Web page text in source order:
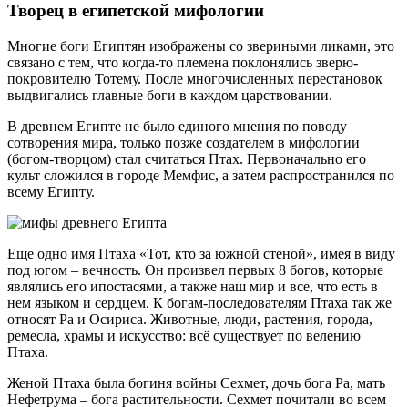
Творец в египетской мифологии
Многие боги Египтян изображены со звериными ликами, это
связано с тем, что когда-то племена поклонялись зверю-
покровителю Тотему. После многочисленных перестановок
выдвигались главные боги в каждом царствовании.
В древнем Египте не было единого мнения по поводу
сотворения мира, только позже создателем в мифологии
(богом-творцом) стал считаться Птах. Первоначально его
культ сложился в городе Мемфис, а затем распространился по
всему Египту.
Еще одно имя Птаха «Тот, кто за южной стеной», имея в виду
под югом – вечность. Он произвел первых 8 богов, которые
являлись его ипостасями, а также наш мир и все, что есть в
нем языком и сердцем. К богам-последователям Птаха так же
относят Ра и Осириса. Животные, люди, растения, города,
ремесла, храмы и искусство: всё существует по велению
Птаха.
Женой Птаха была богиня войны Сехмет, дочь бога Ра, мать
Нефетрума – бога растительности. Сехмет почитали во всем